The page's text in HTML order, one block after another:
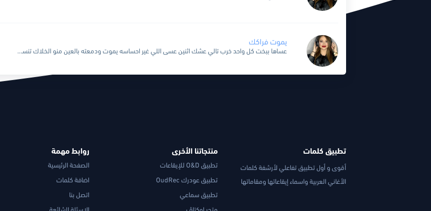
يموت فراكك
عساها ببخت كل واحد خرب تالي عشك اثنين عسى اللي غير احساسه يموت ودمعته بالعين منو الخلاك تنساني وتروح وتحب ثاني صار اسنين احبك موت تنسى اشلون حب اسنين لحضنك...
تطبيق كلمات
أقوى و أول تطبيق تفاعلي لأرشفة كلمات
الأغاني العربية واسماء إيقاعاتها ومقاماتها
منتجاتنا الأخرى
تطبيق O&D للإيقاعات
تطبيق عودرك OudRec
تطبيق سماعي
روابط مهمة
الصفحة الرئيسية
اضافة كلمات
اتصل بنا